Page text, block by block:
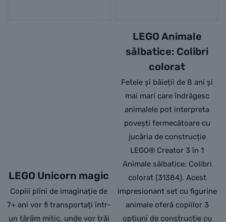
LEGO Unicorn magic
Copiii plini de imaginație de
7+ ani vor fi transportați într-
un tărâm mitic, unde vor trăi
LEGO Animale
sălbatice: Colibri
colorat
Fetele și băieții de 8 ani și
mai mari care îndrăgesc
animalele pot interpreta
povești fermecătoare cu
jucăria de construcție
LEGO® Creator 3 în 1
Animale sălbatice: Colibri
colorat (31384). Acest
impresionant set cu figurine
animale oferă copiilor 3
opțiuni de construcție cu